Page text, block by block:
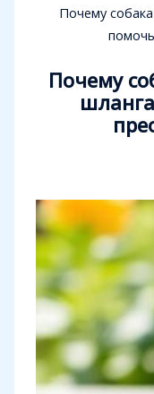
Почему
Почему